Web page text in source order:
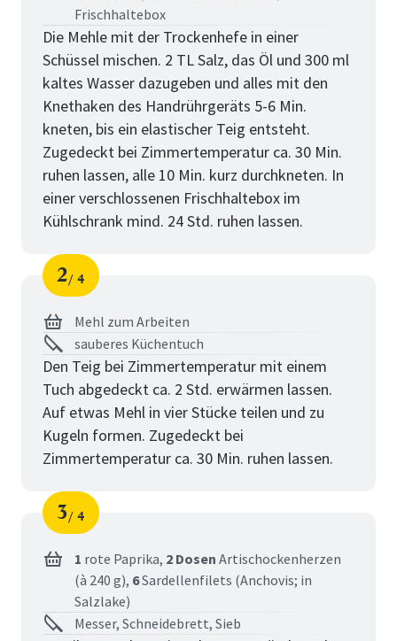
Frischhaltebox
Die Mehle mit der Trockenhefe in einer
Schüssel mischen. 2 TL Salz, das Öl und 300 ml
kaltes Wasser dazugeben und alles mit den
Knethaken des Handrührgeräts 5-6 Min.
kneten, bis ein elastischer Teig entsteht.
Zugedeckt bei Zimmertemperatur ca. 30 Min.
ruhen lassen, alle 10 Min. kurz durchkneten. In
einer verschlossenen Frischhaltebox im
Kühlschrank mind. 24 Std. ruhen lassen.
Schritt
2
von
4
Mehl zum Arbeiten
sauberes Küchentuch
Den Teig bei Zimmertemperatur mit einem
Tuch abgedeckt ca. 2 Std. erwärmen lassen.
Auf etwas Mehl in vier Stücke teilen und zu
Kugeln formen. Zugedeckt bei
Zimmertemperatur ca. 30 Min. ruhen lassen.
Schritt
3
von
4
1 rote Paprika, 2 Dosen Artischockenherzen
(à 240 g), 6Sardellenfilets (Anchovis; in
Salzlake)
Messer, Schneidebrett, Sieb